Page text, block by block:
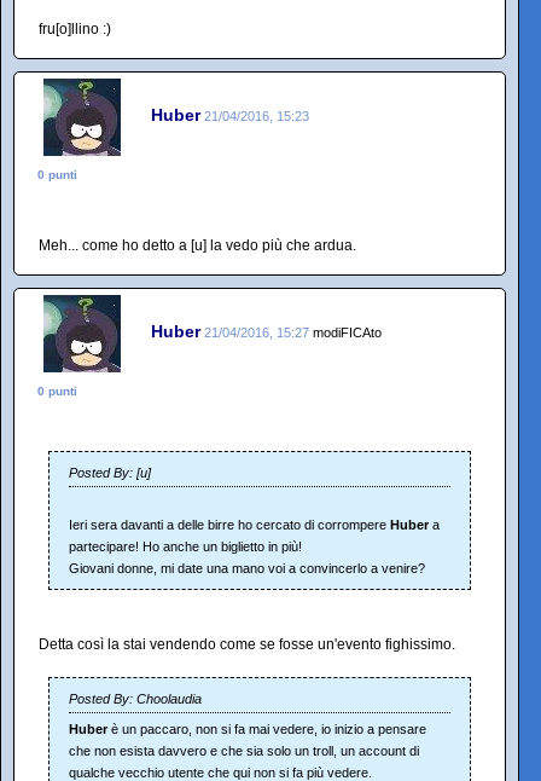
fru[o]llino :)
Huber 21/04/2016, 15:23
0 punti
Meh... come ho detto a [u] la vedo più che ardua.
Huber 21/04/2016, 15:27 modiFICAto
0 punti
Posted By: [u]
Ieri sera davanti a delle birre ho cercato di corrompere Hubera
partecipare! Ho anche un biglietto in più!
Giovani donne, mi date una mano voi a convincerlo a venire?
Detta così la stai vendendo come se fosse un'evento fighissimo.
Posted By: Choolaudia
Huberè un paccaro, non si fa mai vedere, io inizio a pensare
che non esista davvero e che sia solo un troll, un account di
qualche vecchio utente che qui non si fa più vedere.